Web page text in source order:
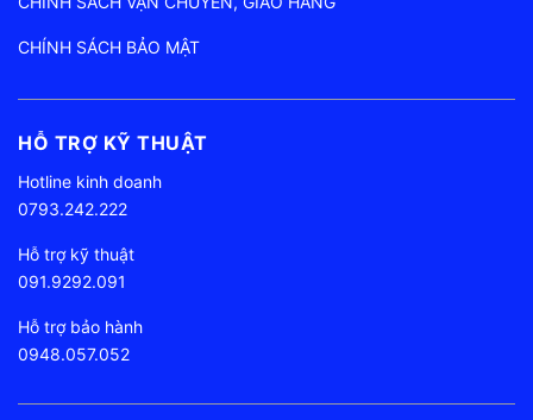
CHÍNH SÁCH BẢO MẬT
HỖ TRỢ KỸ THUẬT
Hotline kinh doanh
0793.242.222
Hỗ trợ kỹ thuật
091.9292.091
Hỗ trợ bảo hành
0948.057.052